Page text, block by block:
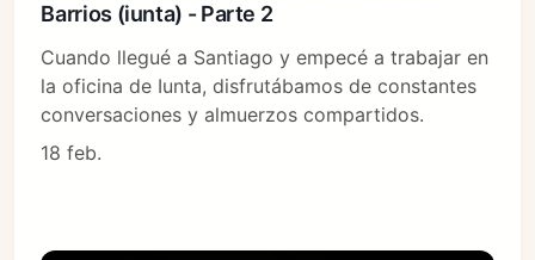
Barrios (iunta) - Parte 2
Cuando llegué a Santiago y empecé a trabajar en
la oficina de Iunta, disfrutábamos de constantes
conversaciones y almuerzos compartidos.
18 feb.